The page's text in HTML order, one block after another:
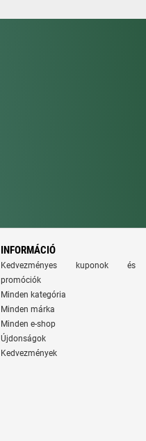
INFORMÁCIÓ
Kedvezményes kuponok és
promóciók
Minden kategória
Minden márka
Minden e-shop
Újdonságok
Kedvezmények